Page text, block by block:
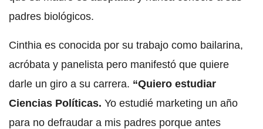
padres biológicos.
Cinthia es conocida por su trabajo como bailarina,
acróbata y panelista pero manifestó que quiere
darle un giro a su carrera. “Quiero estudiar
Ciencias Políticas. Yo estudié marketing un año
para no defraudar a mis padres porque antes